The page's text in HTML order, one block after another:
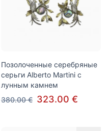
Позолоченные серебряные
серьги Alberto Martini с
лунным камнем
380.00 € 323.00 €